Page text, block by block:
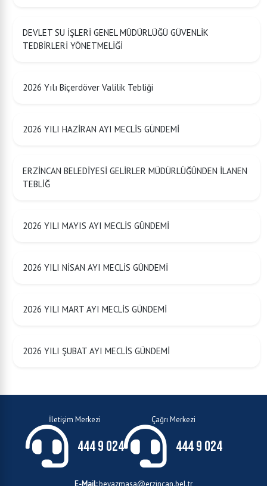
DEVLET SU İŞLERİ GENEL MÜDÜRLÜĞÜ GÜVENLİK
TEDBİRLERİ YÖNETMELİĞİ
2026 Yılı Biçerdöver Valilik Tebliği
2026 YILI HAZİRAN AYI MECLİS GÜNDEMİ
ERZİNCAN BELEDİYESİ GELİRLER MÜDÜRLÜĞÜNDEN İLANEN
TEBLİĞ
2026 YILI MAYIS AYI MECLİS GÜNDEMİ
2026 YILI NİSAN AYI MECLİS GÜNDEMİ
2026 YILI MART AYI MECLİS GÜNDEMİ
2026 YILI ŞUBAT AYI MECLİS GÜNDEMİ
İletişim Merkezi
444 9 024
Çağrı Merkezi
444 9 024
E-Mail:beyazmasa@erzincan.bel.tr